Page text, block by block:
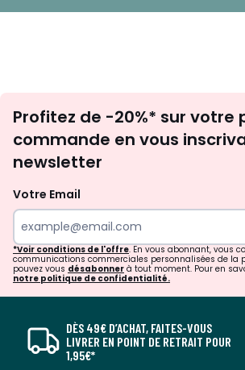
Profitez de -20%* sur votre
commande en vous
newsletter
Votre Email
*Voir conditions de l'offre. En vous abonnant, vous
communications commerciales personnalisées de la
pouvez vous désabonner à tout moment. Pour en
notre politique de confidentialité.
DÈS 49€ D’ACHAT, FAITES-VOUS
LIVRER EN POINT DE RETRAIT POUR
1,95€*